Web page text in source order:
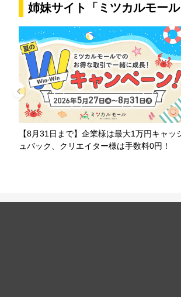
姉妹サイト「ミツカルモー
【8月31日まで】企業様は最大1万円キャッ
ュバック、クリエイター様は手数料0円！